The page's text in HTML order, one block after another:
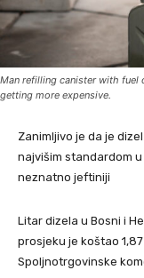
Man refilling canister with fuel
getting more expensive.
Zanimljivo je da je
najvišim standardom
neznatno jeftiniji
Litar dizela u Bosni i
prosjeku je koštao
Spoljnotrgovinske